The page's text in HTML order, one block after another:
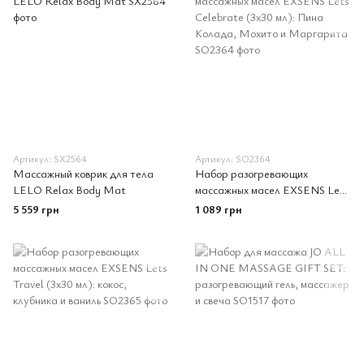
Артикул: SX2564
Массажный коврик для тела
LELO Relax Body Mat
5 559 грн
Артикул: SO2364
Набор разогревающих
массажных масел EXSENS Lets
Celebrate (3х30 мл): Пина
Колада, Мохито и Маргарита
1 089 грн